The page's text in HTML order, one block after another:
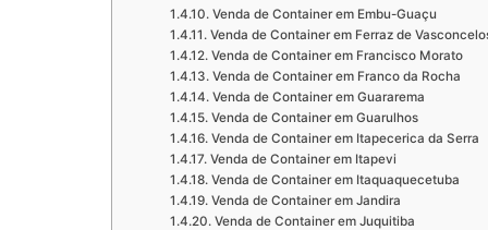
Venda de Container em Embu-Guaçu
Venda de Container em Ferraz de
Venda de Container em Francisco Morato
Venda de Container em Franco da Rocha
Venda de Container em Guararema
Venda de Container em Guarulhos
Venda de Container em Itapecerica da Serra
Venda de Container em Itapevi
Venda de Container em Itaquaquecetuba
Venda de Container em Jandira
Venda de Container em Juquitiba